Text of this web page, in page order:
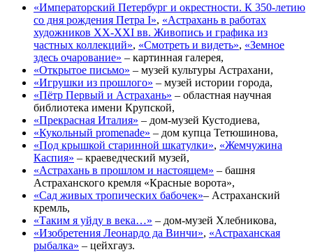
«Императорский Петербург и окрестности. К 350-летию
со дня рождения Петра I», «Астрахань в работах
художников XX-XXI вв. Живопись и графика из
частных коллекций», «Смотреть и видеть», «Земное
здесь очарование» – картинная галерея,
«Открытое письмо» – музей культуры Астрахани,
«Игрушки из прошлого» – музей истории города,
«Пётр Первый и Астрахань» – областная научная
библиотека имени Крупской,
«Прекрасная Италия» – дом-музей Кустодиева,
«Кукольный promenade» – дом купца Тетюшинова,
«Под крышкой старинной шкатулки», «Жемчужина
Каспия» – краеведческий музей,
«Астрахань в прошлом и настоящем» – башня
Астраханского кремля «Красные ворота»,
«Сад живых тропических бабочек»– Астраханский
кремль,
«Таким я уйду в века…» – дом-музей Хлебникова,
«Изобретения Леонардо да Винчи», «Астраханская
рыбалка» – цейхгауз.